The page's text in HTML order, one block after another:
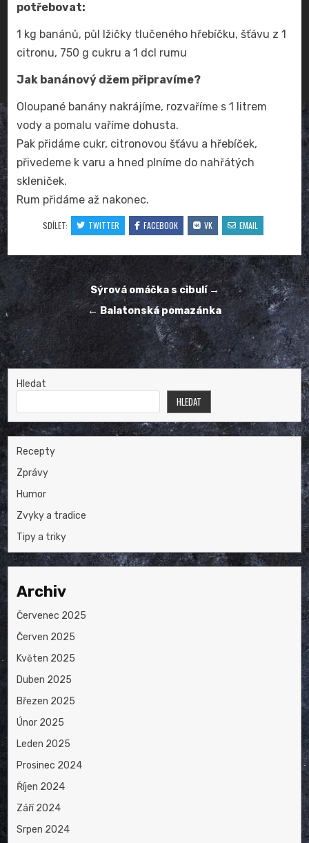
potřebovat:
1 kg banánů, půl lžičky tlučeného hřebíčku, šťávu z 1
citronu, 750 g cukru a 1 dcl rumu
Jak banánový džem připravíme?
Oloupané banány nakrájíme, rozvaříme s 1 litrem
vody a pomalu vaříme dohusta.
Pak přidáme cukr, citronovou šťávu a hřebíček,
přivedeme k varu a hned plníme do nahřátých
skleniček.
Rum přidáme až nakonec.
SDÍLET: TWITTER FACEBOOK VK EMAIL
Navigace
pro
příspěvek
Sýrová omáčka s cibulí →
← Balatonská pomazánka
Hledat
HLEDAT
Recepty
Zprávy
Humor
Zvyky a tradice
Tipy a triky
Archiv
Červenec 2025
Červen 2025
Květen 2025
Duben 2025
Březen 2025
Únor 2025
Leden 2025
Prosinec 2024
Říjen 2024
Září 2024
Srpen 2024